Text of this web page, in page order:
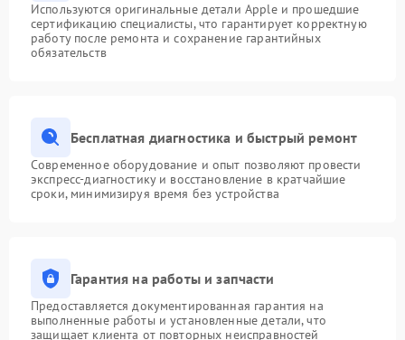
Используются оригинальные детали Apple и прошедшие
сертификацию специалисты, что гарантирует корректную
работу после ремонта и сохранение гарантийных
обязательств
Бесплатная диагностика и быстрый ремонт
Современное оборудование и опыт позволяют провести
экспресс-диагностику и восстановление в кратчайшие
сроки, минимизируя время без устройства
Гарантия на работы и запчасти
Предоставляется документированная гарантия на
выполненные работы и установленные детали, что
защищает клиента от повторных неисправностей